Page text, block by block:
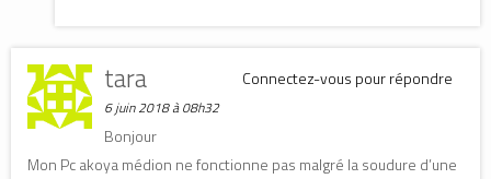
Connectez-vous pour répondre
tara
6 juin 2018 à 08h32
Bonjour
Mon Pc akoya médion ne fonctionne pas malgré la soudure d’une